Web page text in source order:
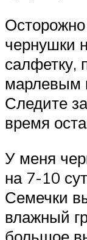
чернушки
салфетку,
марлевым
Следите
время
У меня
на 7-10
Семечки
влажный